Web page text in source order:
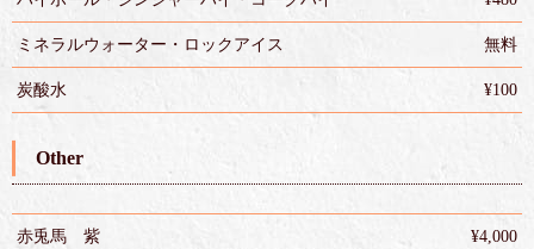
ミネラルウォーター・ロックアイス 無料
炭酸水 ¥100
Other
赤兎馬 紫 ¥4,000